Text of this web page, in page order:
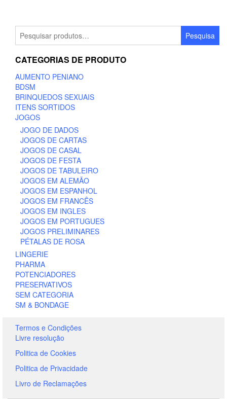
por:
Pesquisa
CATEGORIAS DE PRODUTO
AUMENTO PENIANO
BDSM
BRINQUEDOS SEXUAIS
ITENS SORTIDOS
JOGOS
JOGO DE DADOS
JOGOS DE CARTAS
JOGOS DE CASAL
JOGOS DE FESTA
JOGOS DE TABULEIRO
JOGOS EM ALEMÃO
JOGOS EM ESPANHOL
JOGOS EM FRANCÊS
JOGOS EM INGLES
JOGOS EM PORTUGUES
JOGOS PRELIMINARES
PÉTALAS DE ROSA
LINGERIE
PHARMA
POTENCIADORES
PRESERVATIVOS
SEM CATEGORIA
SM & BONDAGE
Termos e Condições
Livre resolução
Politica de Cookies
Politica de Privacidade
Livro de Reclamações